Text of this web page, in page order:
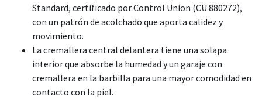
Standard, certificado por Control Union (CU 880272),
con un patrón de acolchado que aporta calidez y
movimiento.
La cremallera central delantera tiene una solapa
interior que absorbe la humedad y un garaje con
cremallera en la barbilla para una mayor comodidad en
contacto con la piel.